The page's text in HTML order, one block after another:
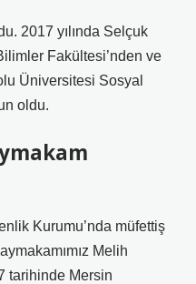
2017 yılında Selçuk
Fakültesi’nden ve
Üniversitesi Sosyal
oldu.
Kurumu’nda müfettiş
Melih
tarihinde Mersin